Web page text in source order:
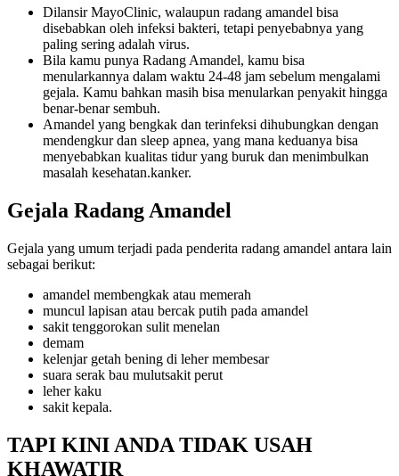
Dilansir MayoClinic, walaupun radang amandel bisa
disebabkan oleh infeksi bakteri, tetapi penyebabnya yang
paling sering adalah virus.
Bila kamu punya Radang Amandel, kamu bisa
menularkannya dalam waktu 24-48 jam sebelum mengalami
gejala. Kamu bahkan masih bisa menularkan penyakit hingga
benar-benar sembuh.
Amandel yang bengkak dan terinfeksi dihubungkan dengan
mendengkur dan sleep apnea, yang mana keduanya bisa
menyebabkan kualitas tidur yang buruk dan menimbulkan
masalah kesehatan.kanker.
Gejala Radang Amandel
Gejala yang umum terjadi pada penderita radang amandel antara lain
sebagai berikut:
amandel membengkak atau memerah
muncul lapisan atau bercak putih pada amandel
sakit tenggorokan sulit menelan
demam
kelenjar getah bening di leher membesar
suara serak bau mulutsakit perut
leher kaku
sakit kepala.
TAPI KINI ANDA TIDAK USAH
KHAWATIR